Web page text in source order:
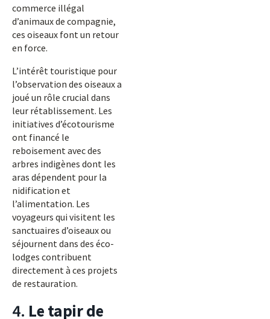
commerce illégal
d’animaux de compagnie,
ces oiseaux font un retour
en force.
L’intérêt touristique pour
l’observation des oiseaux a
joué un rôle crucial dans
leur rétablissement. Les
initiatives d’écotourisme
ont financé le
reboisement avec des
arbres indigènes dont les
aras dépendent pour la
nidification et
l’alimentation. Les
voyageurs qui visitent les
sanctuaires d’oiseaux ou
séjournent dans des éco-
lodges contribuent
directement à ces projets
de restauration.
4. Le tapir de